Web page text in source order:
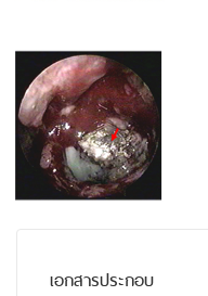
เอกสารประกอบ